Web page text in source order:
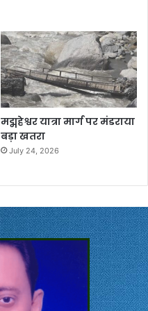
मद्महेश्वर यात्रा मार्ग पर मंडराया
बड़ा खतरा
July 24, 2026